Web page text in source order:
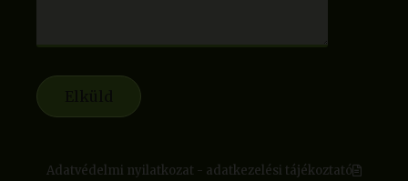
Adatvédelmi nyilatkozat - adatkezelési tájékoztató